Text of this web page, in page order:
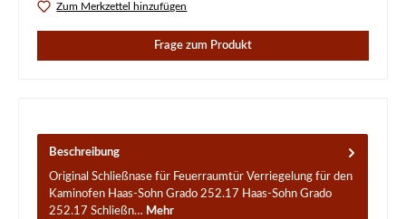
Zum Merkzettel hinzufügen
Frage zum Produkt
Beschreibung
Original Schließnase für Feuerraumtür Verriegelung für den
Kaminofen Haas-Sohn Grado 252.17 Haas-Sohn Grado
252.17 Schließn… Mehr